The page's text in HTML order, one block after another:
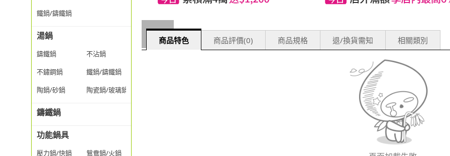
鐵鍋/鑄鐵鍋
湯鍋
鑄鐵鍋
不沾鍋
不鏽鋼鍋
鐵鍋/鑄鐵鍋
陶鍋/砂鍋
陶瓷鍋/玻璃鍋/透明鍋
鑄鐵鍋
功能鍋具
壓力鍋/快鍋
鴛鴦鍋/火鍋
商品特色 商品評價(0) 商品規格 退/換貨需知 相關類別